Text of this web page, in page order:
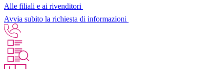
Alle filiali e ai rivenditori
Avvia subito la richiesta di informazioni